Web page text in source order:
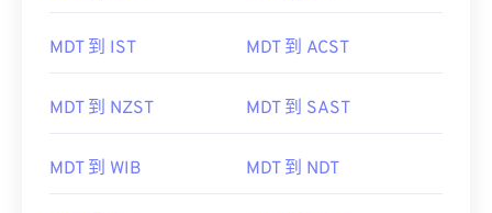
MDT 到 IST MDT 到 ACST
MDT 到 NZST MDT 到 SAST
MDT 到 WIB MDT 到 NDT